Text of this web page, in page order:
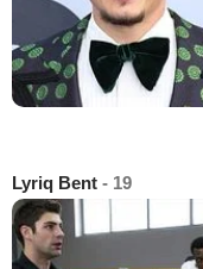
Lyriq Bent - 19